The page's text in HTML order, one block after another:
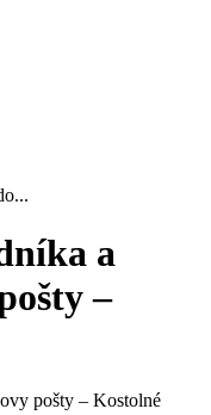
a
–
pošty – Kostolné